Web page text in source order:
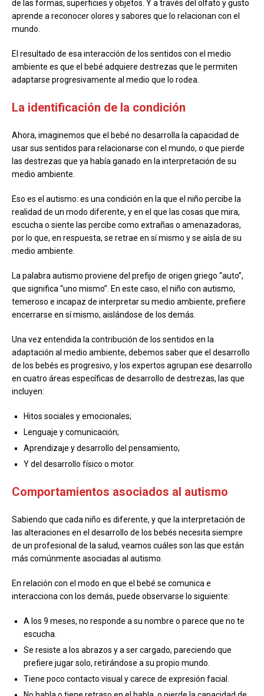
de las formas, superficies y objetos. Y a través del olfato y gusto
aprende a reconocer olores y sabores que lo relacionan con el
mundo.
El resultado de esa interacción de los sentidos con el medio
ambiente es que el bebé adquiere destrezas que le permiten
adaptarse progresivamente al medio que lo rodea.
La identificación de la condición
Ahora, imaginemos que el bebé no desarrolla la capacidad de
usar sus sentidos para relacionarse con el mundo, o que pierde
las destrezas que ya había ganado en la interpretación de su
medio ambiente.
Eso es el autismo: es una condición en la que el niño percibe la
realidad de un modo diferente, y en el que las cosas que mira,
escucha o siente las percibe como extrañas o amenazadoras,
por lo que, en respuesta, se retrae en sí mismo y se aísla de su
medio ambiente.
La palabra autismo proviene del prefijo de origen griego “auto”,
que significa “uno mismo”. En este caso, el niño con autismo,
temeroso e incapaz de interpretar su medio ambiente, prefiere
encerrarse en sí mismo, aislándose de los demás.
Una vez entendida la contribución de los sentidos en la
adaptación al medio ambiente, debemos saber que el desarrollo
de los bebés es progresivo, y los expertos agrupan ese desarrollo
en cuatro áreas específicas de desarrollo de destrezas, las que
incluyen:
Hitos sociales y emocionales;
Lenguaje y comunicación;
Aprendizaje y desarrollo del pensamiento;
Y del desarrollo físico o motor.
Comportamientos asociados al autismo
Sabiendo que cada niño es diferente, y que la interpretación de
las alteraciones en el desarrollo de los bebés necesita siempre
de un profesional de la salud, veamos cuáles son las que están
más comúnmente asociadas al autismo.
En relación con el modo en que el bebé se comunica e
interacciona con los demás, puede observarse lo siguiente:
A los 9 meses, no responde a su nombre o parece que no te
escucha.
Se resiste a los abrazos y a ser cargado, pareciendo que
prefiere jugar solo, retirándose a su propio mundo.
Tiene poco contacto visual y carece de expresión facial.